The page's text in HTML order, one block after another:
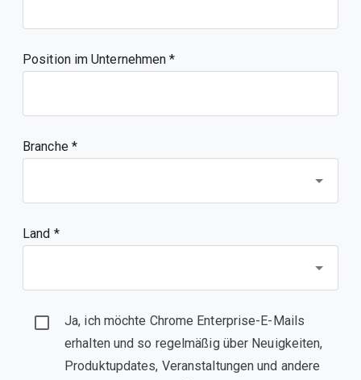
Position im Unternehmen
Branche *
Land *
Ja, ich möchte Chrome Enterprise-E-Mails
erhalten und so regelmäßig über Neuigkeiten,
Produktupdates, Veranstaltungen und andere